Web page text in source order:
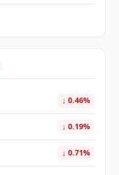
↓ 0.46%
↓ 0.19%
↓ 0.71%